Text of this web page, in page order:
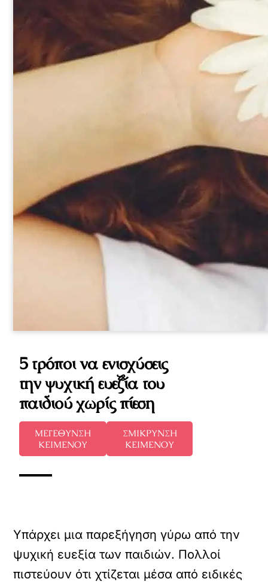
5 τρόποι να ενισχύσεις
την ψυχική ευεξία του
παιδιού χωρίς πίεση
ΜΕΓΕΘΥΝΣΗ
ΚΕΙΜΕΝΟΥ
ΣΜΙΚΡΥΝΣΗ
ΚΕΙΜΕΝΟΥ
Υπάρχει μια παρεξήγηση γύρω από την
ψυχική ευεξία των παιδιών. Πολλοί
πιστεύουν ότι χτίζεται μέσα από ειδικές